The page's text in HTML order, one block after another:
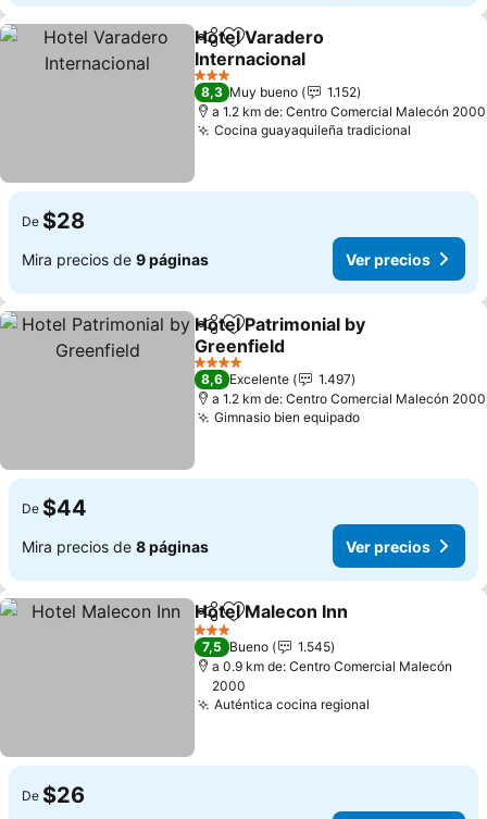
CompartirAgregar a favoritos
Hotel Varadero
Internacional
Ver precios
3 Estrellas
8,3 Muy bueno
1.152
a 1.2 km de: Centro Comercial Malecón 2000
Cocina guayaquileña tradicional
De $28
Mira precios de 9 páginas Ver precios
CompartirAgregar a favoritos
Hotel Patrimonial by
Greenfield
Ver precios
4 Estrellas
8,6 Excelente
1.497
a 1.2 km de: Centro Comercial Malecón 2000
Gimnasio bien equipadoVer precios
De $44
Mira precios de 8 páginas Ver precios
CompartirAgregar a favoritos
Hotel Malecon Inn
3 Estrellas
7,5 Bueno
1.545
a 0.9 km de: Centro Comercial Malecón
2000
Auténtica cocina regional
De $26